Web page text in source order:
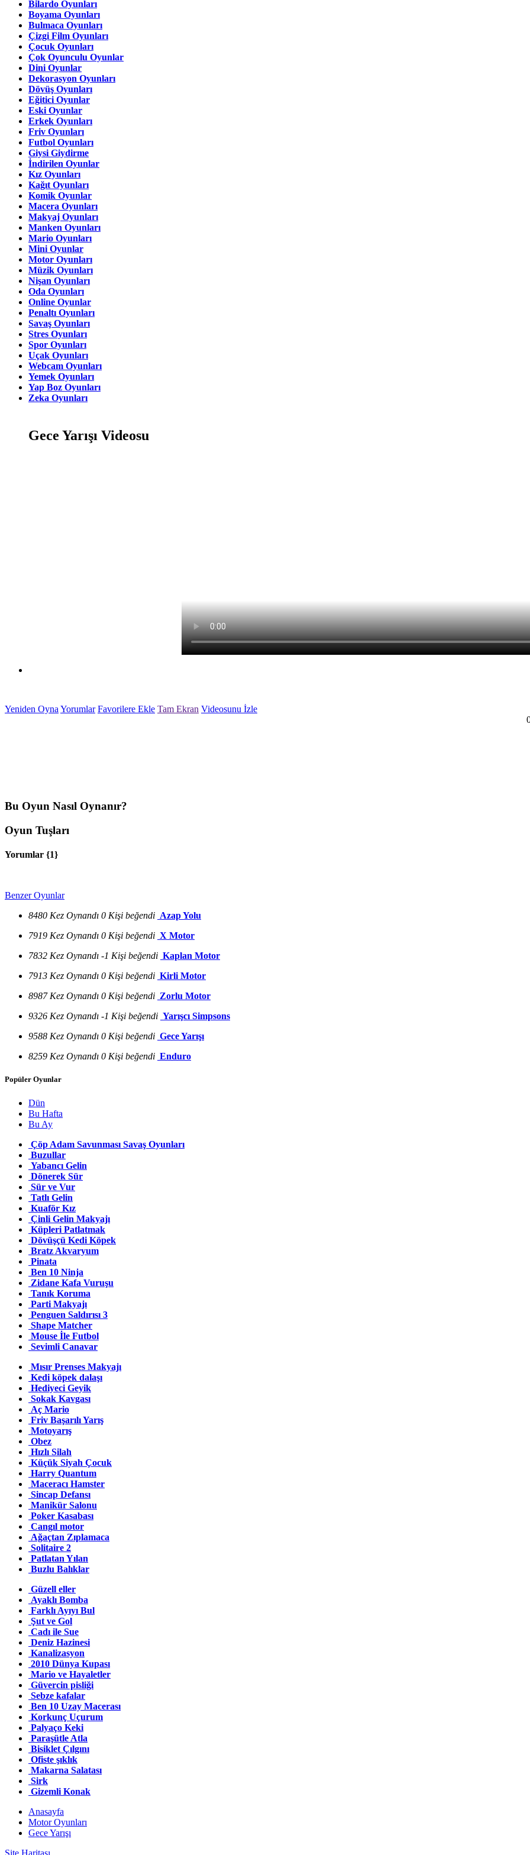
Bilardo Oyunları
Boyama Oyunları
Bulmaca Oyunları
Çizgi Film Oyunları
Çocuk Oyunları
Çok Oyunculu Oyunlar
Dini Oyunlar
Dekorasyon Oyunları
Dövüş Oyunları
Eğitici Oyunlar
Eski Oyunlar
Erkek Oyunları
Friv Oyunları
Futbol Oyunları
Giysi Giydirme
İndirilen Oyunlar
Kız Oyunları
Kağıt Oyunları
Komik Oyunlar
Macera Oyunları
Makyaj Oyunları
Manken Oyunları
Mario Oyunları
Mini Oyunlar
Motor Oyunları
Müzik Oyunları
Nişan Oyunları
Oda Oyunları
Online Oyunlar
Penaltı Oyunları
Savaş Oyunları
Stres Oyunları
Spor Oyunları
Uçak Oyunları
Webcam Oyunları
Yemek Oyunları
Yap Boz Oyunları
Zeka Oyunları
Gece Yarışı Videosu
Yeniden Oyna Yorumlar Favorilere Ekle Tam Ekran Videosunu İzle
Bu Oyun Nasıl Oynanır?
Oyun Tuşları
Yorumlar {1}
Benzer Oyunlar
8480 Kez Oynandı 0 Kişi beğendi Azap Yolu
7919 Kez Oynandı 0 Kişi beğendi X Motor
7832 Kez Oynandı -1 Kişi beğendi Kaplan Motor
7913 Kez Oynandı 0 Kişi beğendi Kirli Motor
8987 Kez Oynandı 0 Kişi beğendi Zorlu Motor
9326 Kez Oynandı -1 Kişi beğendi Yarışcı Simpsons
9588 Kez Oynandı 0 Kişi beğendi Gece Yarışı
8259 Kez Oynandı 0 Kişi beğendi Enduro
Popüler Oyunlar
Dün
Bu Hafta
Bu Ay
Çöp Adam Savunması Savaş Oyunları
Buzullar
Yabancı Gelin
Dönerek Sür
Sür ve Vur
Tatlı Gelin
Kuaför Kız
Çinli Gelin Makyajı
Küpleri Patlatmak
Dövüşçü Kedi Köpek
Bratz Akvaryum
Pinata
Ben 10 Ninja
Zidane Kafa Vuruşu
Tanık Koruma
Parti Makyajı
Penguen Saldırısı 3
Shape Matcher
Mouse İle Futbol
Sevimli Canavar
Mısır Prenses Makyajı
Kedi köpek dalaşı
Hediyeci Geyik
Sokak Kavgası
Aç Mario
Friv Başarılı Yarış
Motoyarış
Obez
Hızlı Silah
Küçük Siyah Çocuk
Harry Quantum
Maceracı Hamster
Sincap Defansı
Manikür Salonu
Poker Kasabası
Cangıl motor
Ağaçtan Zıplamaca
Solitaire 2
Patlatan Yılan
Buzlu Balıklar
Güzell eller
Ayaklı Bomba
Farklı Ayıyı Bul
Şut ve Gol
Cadı ile Sue
Deniz Hazinesi
Kanalizasyon
2010 Dünya Kupası
Mario ve Hayaletler
Güvercin pisliği
Sebze kafalar
Ben 10 Uzay Macerası
Korkunç Uçurum
Palyaço Keki
Paraşütle Atla
Bisiklet Çılgını
Ofiste şıklık
Makarna Salatası
Sirk
Gizemli Konak
Anasayfa
Motor Oyunları
Gece Yarışı
Site Haritası